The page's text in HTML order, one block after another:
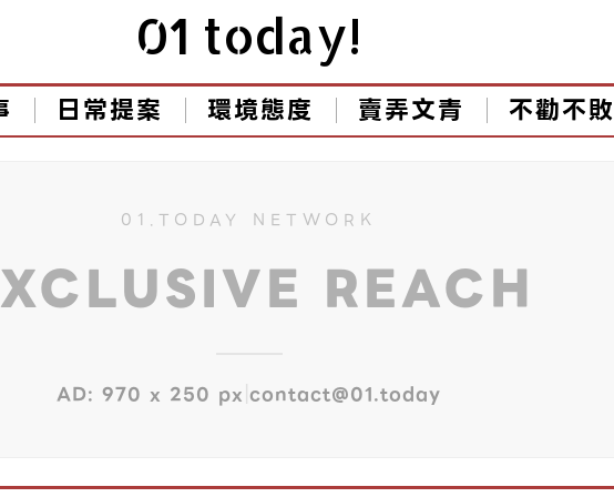
01 today!
日常提案 環境態度 賣弄文青 不勸不敗
01.TODAY NETWORK
REACH
AD: 970 x 250 px|contact@01.today